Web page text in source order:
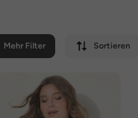
Mehr Filter Sortieren